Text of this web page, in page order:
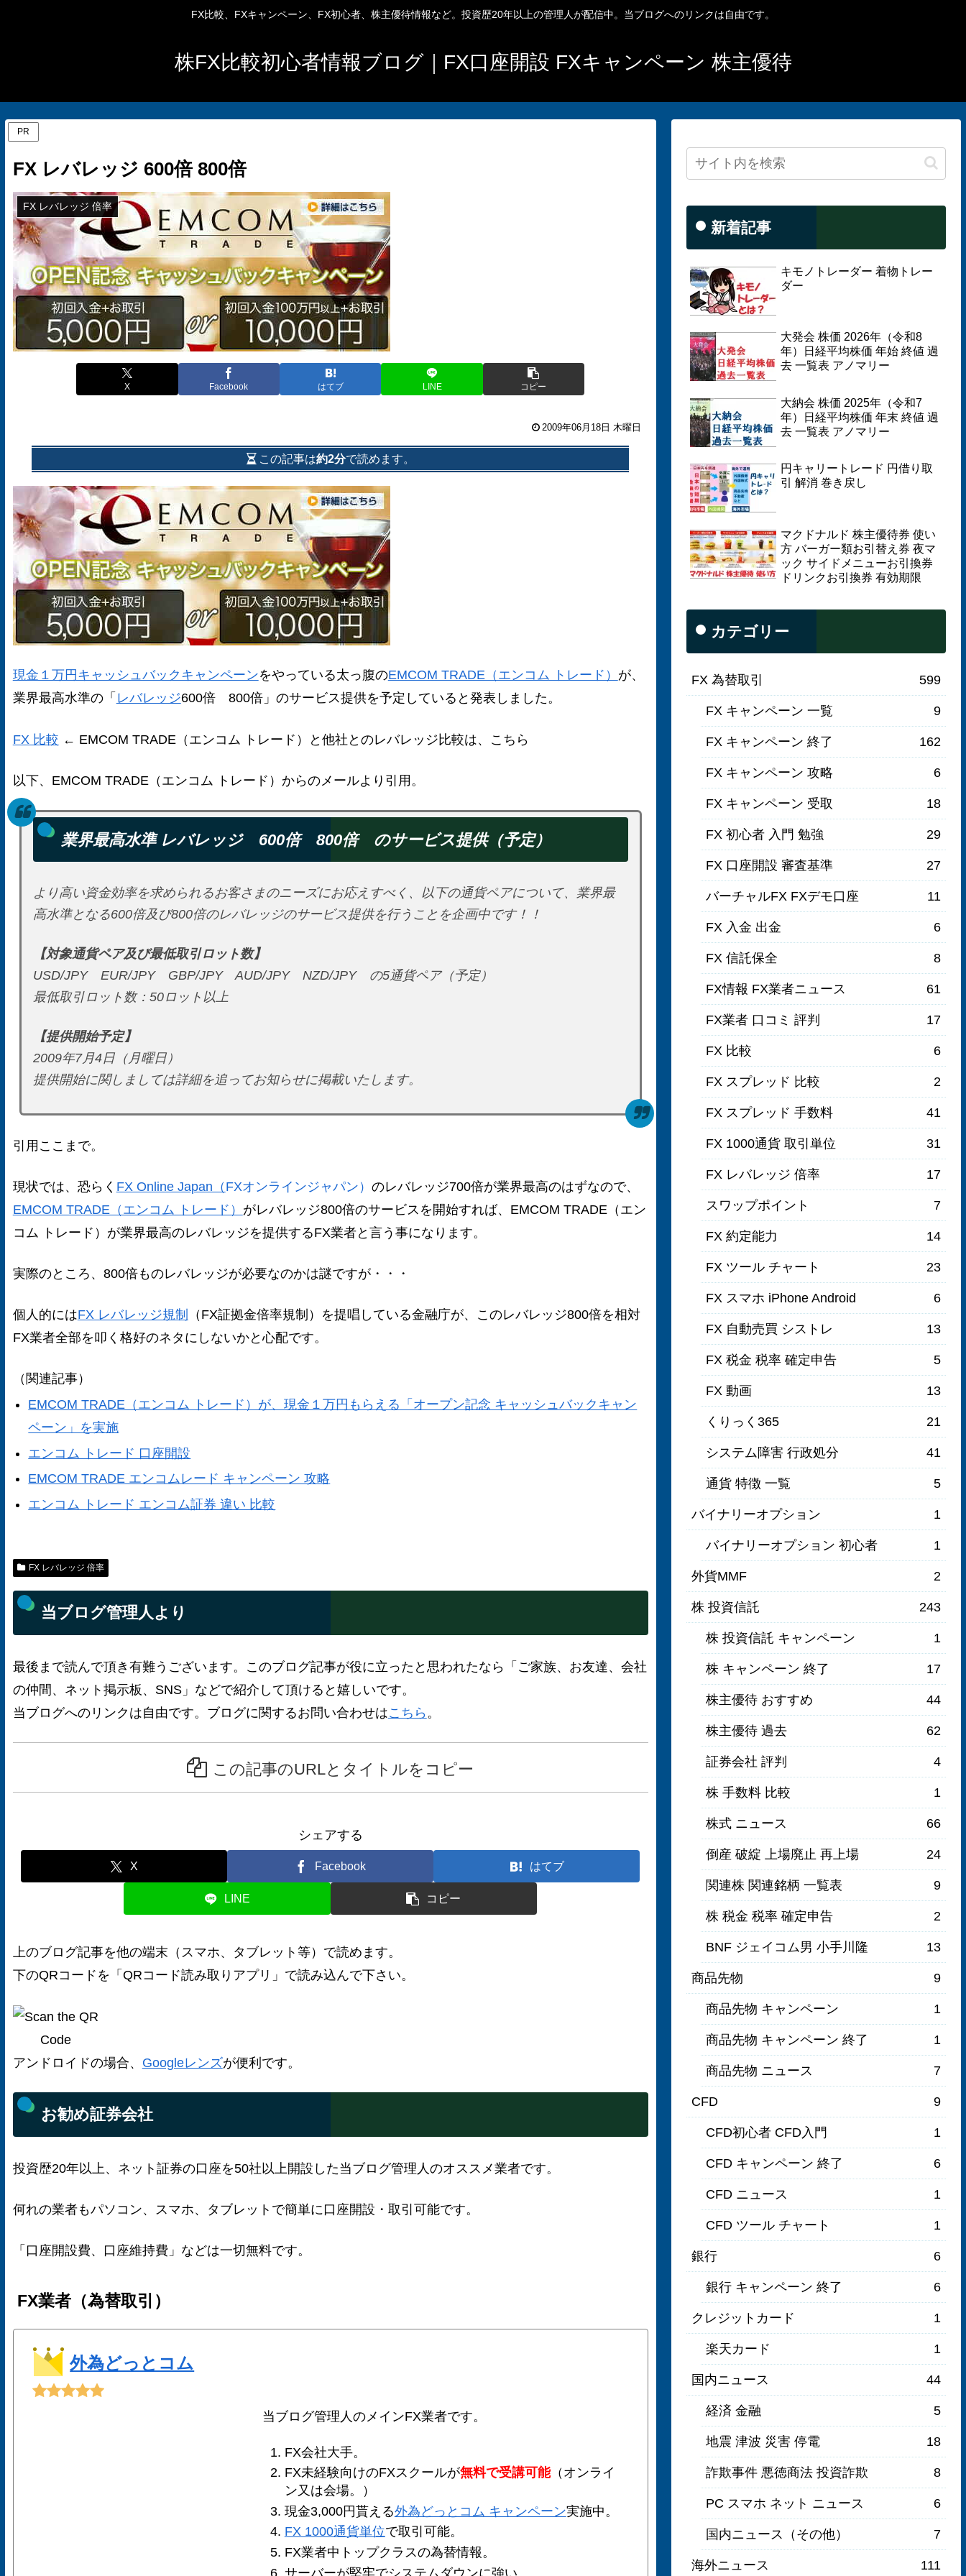
FX比較、FXキャンペーン、FX初心者、株主優待情報など。投資歴20年以上の管理人が配信中。当ブログへのリンクは自由です。
株FX比較初心者情報ブログ｜FX口座開設 FXキャンペーン 株主優待
PR
FX レバレッジ 600倍 800倍
FX レバレッジ 倍率
X Facebook はてブ LINE コピー
2009年06月18日 木曜日
この記事は約2分で読めます。
現金１万円キャッシュバックキャンペーンをやっている太っ腹のEMCOM TRADE（エンコム トレード） が、
業界最高水準の「 レバレッジ600倍 800倍」のサービス提供を予定していると発表しました。
FX 比較 ← EMCOM TRADE（エンコム トレード）と他社とのレバレッジ比較は、こちら
以下、EMCOM TRADE（エンコム トレード）からのメールより引用。
業界最高水準 レバレッジ 600倍 800倍 のサービス提供（予定）
より高い資金効率を求められるお客さまのニーズにお応えすべく、以下の通貨ペアについて、業界最
高水準となる600倍及び800倍のレバレッジのサービス提供を行うことを企画中です！！
【対象通貨ペア及び最低取引ロット数】
USD/JPY EUR/JPY GBP/JPY AUD/JPY NZD/JPY の5通貨ペア（予定）
最低取引ロット数：50ロット以上
【提供開始予定】
2009年7月4日（月曜日）
提供開始に関しましては詳細を追ってお知らせに掲載いたします。
引用ここまで。
現状では、恐らく FX Online Japan（ FXオンラインジャパン） のレバレッジ700倍が業界最高のはずなので、
EMCOM TRADE（エンコム トレード） がレバレッジ800倍のサービスを開始すれば、EMCOM TRADE（エン
コム トレード）が業界最高のレバレッジを提供するFX業者と言う事になります。
実際のところ、800倍ものレバレッジが必要なのかは謎ですが・・・
個人的にはFX レバレッジ規制
（FX証拠金倍率規制）を提唱している金融庁が、このレバレッジ800倍を相対
FX業者全部を叩く格好のネタにしないかと心配です。
（関連記事）
EMCOM TRADE（エンコム トレード）が、現金１万円もらえる「オープン記念 キャッシュバックキャン
ペーン」を実施
エンコム トレード 口座開設
EMCOM TRADE エンコムレード キャンペーン 攻略
エンコム トレード エンコム証券 違い 比較
FX レバレッジ 倍率
当ブログ管理人より
最後まで読んで頂き有難うございます。このブログ記事が役に立ったと思われたなら「ご家族、お友達、会社
の仲間、ネット掲示板、SNS」などで紹介して頂けると嬉しいです。
当ブログへのリンクは自由です。ブログに関するお問い合わせはこちら 。
この記事のURLとタイトルをコピー
シェアする
X Facebook はてブ
LINE コピー
上のブログ記事を他の端末（スマホ、タブレット等）で読めます。
下のQRコードを「QRコード読み取りアプリ」で読み込んで下さい。
アンドロイドの場合、 Googleレンズが便利です。
お勧め証券会社
投資歴20年以上、ネット証券の口座を50社以上開設した当ブログ管理人のオススメ業者です。
何れの業者もパソコン、スマホ、タブレットで簡単に口座開設・取引可能です。
「口座開設費、口座維持費」などは一切無料です。
FX業者（為替取引）
外為どっとコム
当ブログ管理人のメインFX業者です。
FX会社大手。
FX未経験向けのFXスクールが無料で受講可能（オンライ
ン又は会場。）
現金3,000円貰える外為どっとコム キャンペーン実施中。
FX 1000通貨単位で取引可能。
FX業者中トップクラスの為替情報。
サーバーが堅牢でシステムダウンに強い。
新着記事
キモノトレーダー 着物トレー
ダー
大発会 株価 2026年（令和8
年）日経平均株価 年始 終値 過
去 一覧表 アノマリー
大納会 株価 2025年（令和7
年）日経平均株価 年末 終値 過
去 一覧表 アノマリー
円キャリートレード 円借り取
引 解消 巻き戻し
マクドナルド 株主優待券 使い
方 バーガー類お引替え券 夜マ
ック サイドメニューお引換券
ドリンクお引換券 有効期限
カテゴリー
FX 為替取引 599
FX キャンペーン 一覧 9
FX キャンペーン 終了 162
FX キャンペーン 攻略 6
FX キャンペーン 受取 18
FX 初心者 入門 勉強 29
FX 口座開設 審査基準 27
バーチャルFX FXデモ口座 11
FX 入金 出金 6
FX 信託保全 8
FX情報 FX業者ニュース 61
FX業者 口コミ 評判 17
FX 比較 6
FX スプレッド 比較 2
FX スプレッド 手数料 41
FX 1000通貨 取引単位 31
FX レバレッジ 倍率 17
スワップポイント 7
FX 約定能力 14
FX ツール チャート 23
FX スマホ iPhone Android 6
FX 自動売買 シストレ 13
FX 税金 税率 確定申告 5
FX 動画 13
くりっく365 21
システム障害 行政処分 41
通貨 特徴 一覧 5
バイナリーオプション 1
バイナリーオプション 初心者 1
外貨MMF 2
株 投資信託 243
株 投資信託 キャンペーン 1
株 キャンペーン 終了 17
株主優待 おすすめ 44
株主優待 過去 62
証券会社 評判 4
株 手数料 比較 1
株式 ニュース 66
倒産 破綻 上場廃止 再上場 24
関連株 関連銘柄 一覧表 9
株 税金 税率 確定申告 2
BNF ジェイコム男 小手川隆 13
商品先物 9
商品先物 キャンペーン 1
商品先物 キャンペーン 終了 1
商品先物 ニュース 7
CFD 9
CFD初心者 CFD入門 1
CFD キャンペーン 終了 6
CFD ニュース 1
CFD ツール チャート 1
銀行 6
銀行 キャンペーン 終了 6
クレジットカード 1
楽天カード 1
国内ニュース 44
経済 金融 5
地震 津波 災害 停電 18
詐欺事件 悪徳商法 投資詐欺 8
PC スマホ ネット ニュース 6
国内ニュース（その他） 7
海外ニュース 111